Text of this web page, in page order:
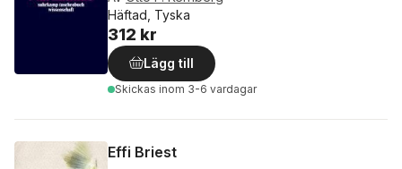
Häftad, Tyska
312 kr
Lägg till
Skickas inom 3-6 vardagar
Effi Briest